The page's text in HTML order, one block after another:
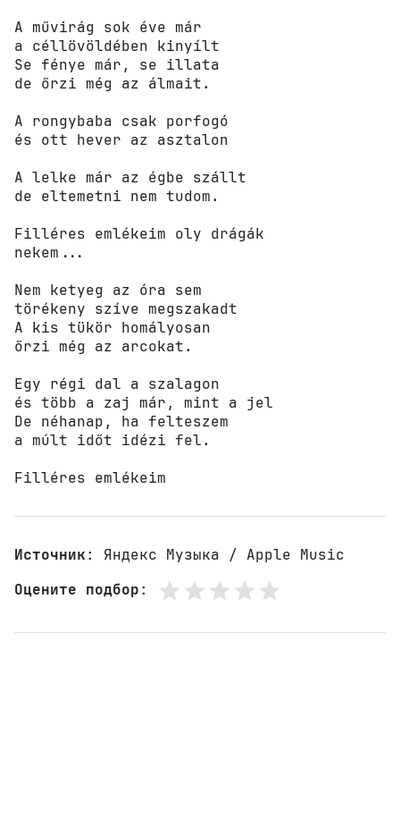
А művirág sok éve már
a céllövöldében kinyílt
Se fénye már, se illata
de őrzi még az álmait.
А rongybaba csak porfogó
és ott hever az asztalon
А lelke már az égbe szállt
de eltemetni nem tudom.
Filléres emlékeim oly drágák
nekem...
Nem ketyeg az óra sem
törékeny szíve megszakadt
А kis tükör homályosan
őrzi még az arcokat.
Egy régi dal a szalagon
és több a zaj már, mint a jel
De néhanap, ha felteszem
a múlt időt idézi fel.
Filléres emlékeim
Источник: Яндекс Музыка / Apple Music
Оцените подбор: